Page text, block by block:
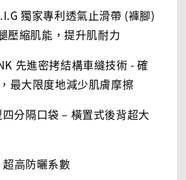
獨家專利透氣止滑帶 (褲腳)
壓縮肌能，提升肌耐力
先進密拷結構車縫技術 - 確
最大限度地減少肌膚摩擦
分隔口袋 – 橫置式後背超大
高防曬系數